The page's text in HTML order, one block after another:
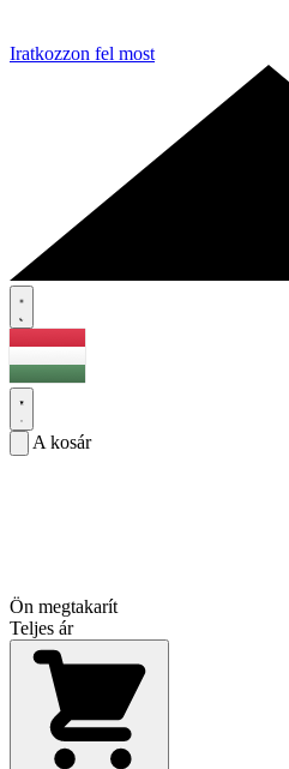
Iratkozzon fel most
A kosár
Ön megtakarít
Teljes ár